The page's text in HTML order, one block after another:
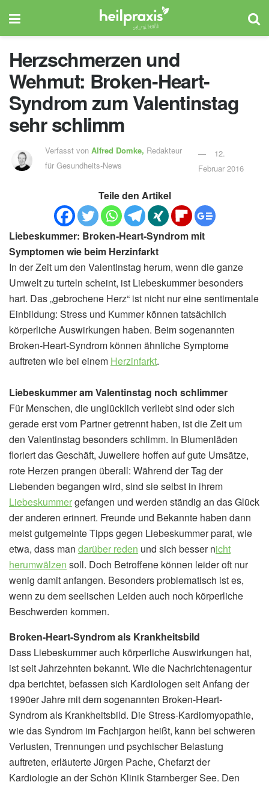
Herzschmerzen und
Wehmut: Broken-Heart-
Syndrom zum Valentinstag
sehr schlimm
Verfasst vonAlfred Domke, Redakteur
für Gesundheits-News
12.
Februar 2016
Teile den Artikel
Liebeskummer: Broken-Heart-Syndrom mit
Symptomen wie beim Herzinfarkt
In der Zeit um den Valentinstag herum, wenn die ganze
Umwelt zu turteln scheint, ist Liebeskummer besonders
hart. Das „gebrochene Herz“ ist nicht nur eine sentimentale
Einbildung: Stress und Kummer können tatsächlich
körperliche Auswirkungen haben. Beim sogenannten
Broken-Heart-Syndrom können ähnliche Symptome
auftreten wie bei einem Herzinfarkt.
Liebeskummer am Valentinstag noch schlimmer
Für Menschen, die unglücklich verliebt sind oder sich
gerade erst vom Partner getrennt haben, ist die Zeit um
den Valentinstag besonders schlimm. In Blumenläden
floriert das Geschäft, Juweliere hoffen auf gute Umsätze,
rote Herzen prangen überall: Während der Tag der
Liebenden begangen wird, sind sie selbst in ihrem
Liebeskummergefangen und werden ständig an das Glück
der anderen erinnert. Freunde und Bekannte haben dann
meist gutgemeinte Tipps gegen Liebeskummer parat, wie
etwa, dass man darüber reden und sich besser nicht
herumwälzen soll. Doch Betroffene können leider oft nur
wenig damit anfangen. Besonders problematisch ist es,
wenn zu dem seelischen Leiden auch noch körperliche
Beschwerden kommen.
Broken-Heart-Syndrom als Krankheitsbild
Dass Liebeskummer auch körperliche Auswirkungen hat,
ist seit Jahrzehnten bekannt. Wie die Nachrichtenagentur
dpa berichtet, befassen sich Kardiologen seit Anfang der
1990er Jahre mit dem sogenannten Broken-Heart-
Syndrom als Krankheitsbild. Die Stress-Kardiomyopathie,
wie das Syndrom im Fachjargon heißt, kann bei schweren
Verlusten, Trennungen und psychischer Belastung
auftreten, erläuterte Jürgen Pache, Chefarzt der
Kardiologie an der Schön Klinik Starnberger See. Den